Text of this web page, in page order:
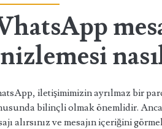
iletişimimizin ayrılmaz bir
bilinçli olmak önemlidir.
alırsınız ve mesajın içeriğini